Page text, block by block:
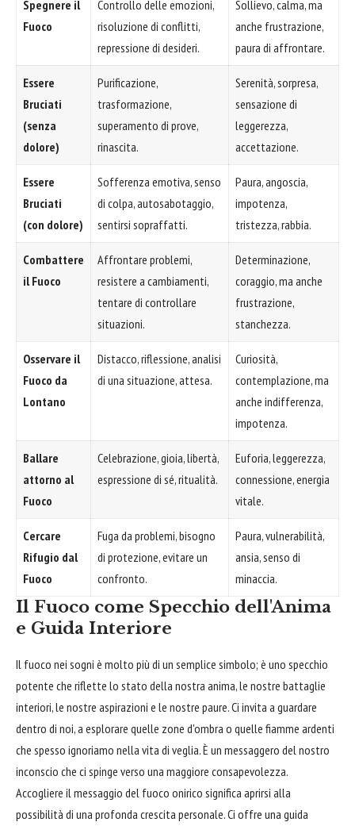
Spegnere il
Fuoco
Controllo delle emozioni,
risoluzione di conflitti,
repressione di desideri.
Sollievo, calma, ma
anche frustrazione,
paura di affrontare.
Essere
Bruciati
(senza
dolore)
Purificazione,
trasformazione,
superamento di prove,
rinascita.
Serenità, sorpresa,
sensazione di
leggerezza,
accettazione.
Essere
Bruciati
(con dolore)
Sofferenza emotiva, senso
di colpa, autosabotaggio,
sentirsi sopraffatti.
Paura, angoscia,
impotenza,
tristezza, rabbia.
Combattere
il Fuoco
Affrontare problemi,
resistere a cambiamenti,
tentare di controllare
situazioni.
Determinazione,
coraggio, ma anche
frustrazione,
stanchezza.
Osservare il
Fuoco da
Lontano
Distacco, riflessione, analisi
di una situazione, attesa.
Curiosità,
contemplazione, ma
anche indifferenza,
impotenza.
Ballare
attorno al
Fuoco
Celebrazione, gioia, libertà,
espressione di sé, ritualità.
Euforia, leggerezza,
connessione, energia
vitale.
Cercare
Rifugio dal
Fuoco
Fuga da problemi, bisogno
di protezione, evitare un
confronto.
Paura, vulnerabilità,
ansia, senso di
minaccia.
Il Fuoco come Specchio dell'Anima
e Guida Interiore
Il fuoco nei sogni è molto più di un semplice simbolo; è uno specchio
potente che riflette lo stato della nostra anima, le nostre battaglie
interiori, le nostre aspirazioni e le nostre paure. Ci invita a guardare
dentro di noi, a esplorare quelle zone d'ombra o quelle fiamme ardenti
che spesso ignoriamo nella vita di veglia. È un messaggero del nostro
inconscio che ci spinge verso una maggiore consapevolezza.
Accogliere il messaggio del fuoco onirico significa aprirsi alla
possibilità di una profonda crescita personale. Ci offre una guida